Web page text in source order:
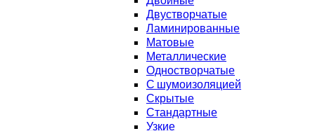
Двустворчатые
Ламинированные
Матовые
Металлические
Одностворчатые
С шумоизоляцией
Скрытые
Стандартные
Узкие